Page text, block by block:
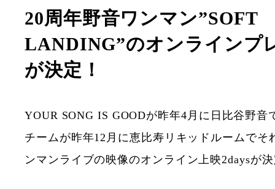
20周年野音ワンマン”SOFT
LANDING”のオンラインプ
が決定！
YOUR SONG IS GOODが昨年4月に日比谷野音
チームが昨年12月に恵比寿リキッドルームでそ
ンマンライブの映像のオンライン上映2daysが